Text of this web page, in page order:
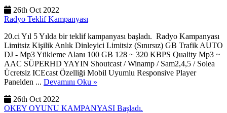
26th Oct 2022
Radyo Teklif Kampanyası
20.ci Yıl 5 Yılda bir teklif kampanyası başladı. Radyo Kampanyası
Limitsiz Kişilik Anlık Dinleyici Limitsiz (Sınırsız) GB Trafik AUTO
DJ - Mp3 Yükleme Alanı 100 GB 128 ~ 320 KBPS Quality Mp3 ~
AAC SÜPERHD YAYIN Shoutcast / Winamp / Sam2,4,5 / Solea
Ücretsiz ICEcast Özelliği Mobil Uyumlu Responsive Player
Panelden ... Devamını Oku »
26th Oct 2022
OKEY OYUNU KAMPANYASI Başladı.